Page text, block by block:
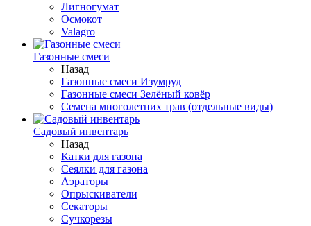
Лигногумат
Осмокот
Valagro
Газонные смеси
Назад
Газонные смеси Изумруд
Газонные смеси Зелёный ковёр
Семена многолетних трав (отдельные виды)
Садовый инвентарь
Назад
Катки для газона
Сеялки для газона
Аэраторы
Опрыскиватели
Секаторы
Сучкорезы